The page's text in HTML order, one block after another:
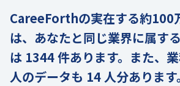
CareeForthの実在する約100
は、あなたと同じ業界に属す
は 1344 件あります。また、
人のデータも 14 人分ありま